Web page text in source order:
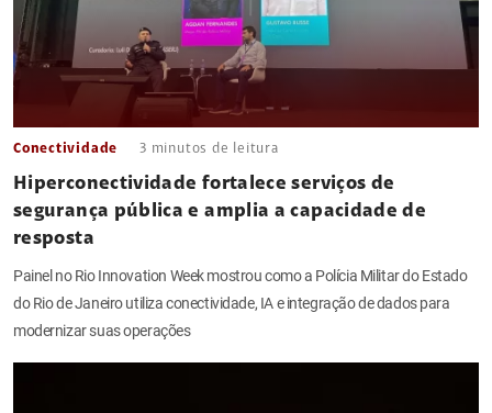
Conectividade 3 minutos de leitura
Hiperconectividade fortalece serviços de
segurança pública e amplia a capacidade de
resposta
Painel no Rio Innovation Week mostrou como a Polícia Militar do Estado
do Rio de Janeiro utiliza conectividade, IA e integração de dados para
modernizar suas operações